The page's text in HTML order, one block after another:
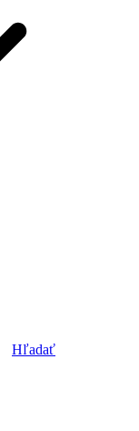
Hľadať